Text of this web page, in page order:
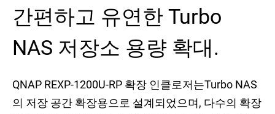
간편하고 유연한 Turbo
NAS 저장소 용량 확대.
QNAP REXP-1200U-RP 확장 인클로저는Turbo NAS
의 저장 공간 확장용으로 설계되었으며, 다수의 확장